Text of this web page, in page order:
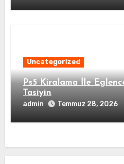
Uncategorized
Ps5 Kiralama İle
Tasiyin
admin Temmuz 28, 2026